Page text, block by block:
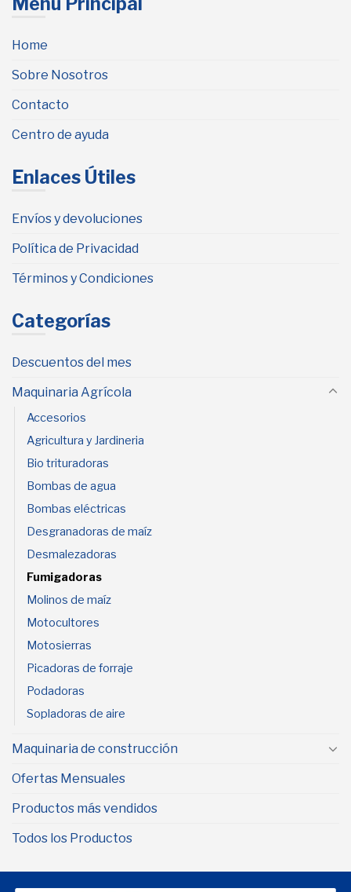
Home
Sobre Nosotros
Contacto
Centro de ayuda
Enlaces Útiles
Envíos y devoluciones
Política de Privacidad
Términos y Condiciones
Categorías
Descuentos del mes
Maquinaria Agrícola
Accesorios
Agricultura y Jardineria
Bio trituradoras
Bombas de agua
Bombas eléctricas
Desgranadoras de maíz
Desmalezadoras
Fumigadoras
Molinos de maíz
Motocultores
Motosierras
Picadoras de forraje
Podadoras
Sopladoras de aire
Maquinaria de construcción
Ofertas Mensuales
Productos más vendidos
Todos los Productos